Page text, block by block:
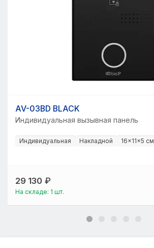
AV-03BD BLACK
Индивидуальная вызывная панель
Индивидуальная Накладной 16×11×5 см
29 130 ₽
На складе: 1 шт.